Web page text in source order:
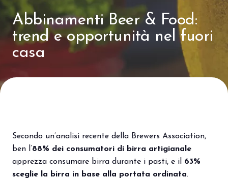
Media Room
CATALOGO 2026
Abbinamenti Beer & Food:
trend e opportunità nel fuori
casa
Secondo un’analisi recente della Brewers Association,
ben l’88% dei consumatori di birra artigianale
apprezza consumare birra durante i pasti, e il 63%
sceglie la birra in base alla portata ordinata.